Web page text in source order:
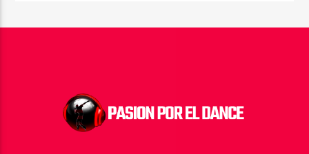
SELECCIÓN MUSICAL DANCE
Pasión por el Dance